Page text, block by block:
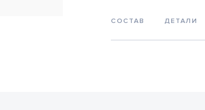
СОСТАВ ДЕТАЛИ